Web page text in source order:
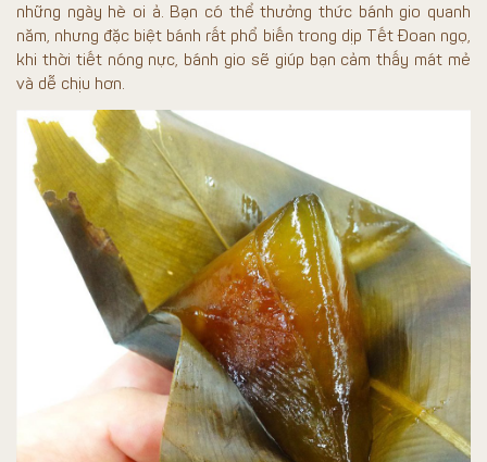
những ngày hè oi ả. Bạn có thể thưởng thức bánh gio quanh
năm, nhưng đặc biệt bánh rất phổ biến trong dịp Tết Đoan ngọ,
khi thời tiết nóng nực, bánh gio sẽ giúp bạn cảm thấy mát mẻ
và dễ chịu hơn.